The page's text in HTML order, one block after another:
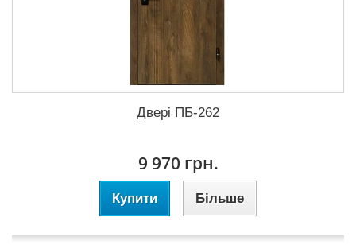
Двері ПБ-262
9 970 грн.
Купити Більше